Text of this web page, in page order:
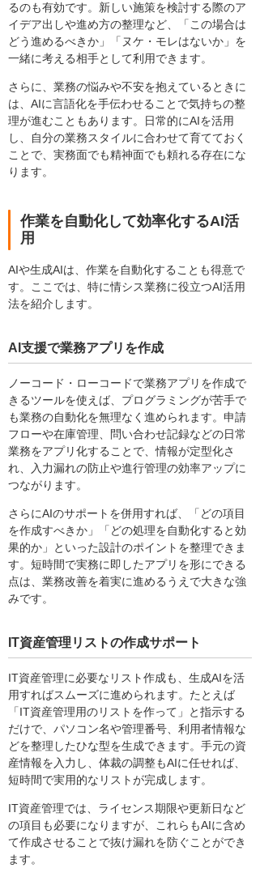
るのも有効です。新しい施策を検討する際のア
イデア出しや進め方の整理など、「この場合は
どう進めるべきか」「ヌケ・モレはないか」を
一緒に考える相手として利用できます。
さらに、業務の悩みや不安を抱えているときに
は、AIに言語化を手伝わせることで気持ちの整
理が進むこともあります。日常的にAIを活用
し、自分の業務スタイルに合わせて育てておく
ことで、実務面でも精神面でも頼れる存在にな
ります。
作業を自動化して効率化するAI活
用
AIや生成AIは、作業を自動化することも得意で
す。ここでは、特に情シス業務に役立つAI活用
法を紹介します。
AI支援で業務アプリを作成
ノーコード・ローコードで業務アプリを作成で
きるツールを使えば、プログラミングが苦手で
も業務の自動化を無理なく進められます。申請
フローや在庫管理、問い合わせ記録などの日常
業務をアプリ化することで、情報が定型化さ
れ、入力漏れの防止や進行管理の効率アップに
つながります。
さらにAIのサポートを併用すれば、「どの項目
を作成すべきか」「どの処理を自動化すると効
果的か」といった設計のポイントを整理できま
す。短時間で実務に即したアプリを形にできる
点は、業務改善を着実に進めるうえで大きな強
みです。
IT資産管理リストの作成サポート
IT資産管理に必要なリスト作成も、生成AIを活
用すればスムーズに進められます。たとえば
「IT資産管理用のリストを作って」と指示する
だけで、パソコン名や管理番号、利用者情報な
どを整理したひな型を生成できます。手元の資
産情報を入力し、体裁の調整もAIに任せれば、
短時間で実用的なリストが完成します。
IT資産管理では、ライセンス期限や更新日など
の項目も必要になりますが、これらもAIに含め
て作成させることで抜け漏れを防ぐことができ
ます。